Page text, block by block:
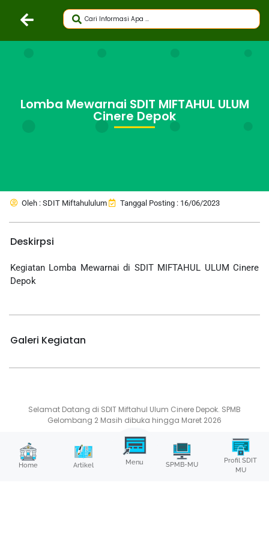
Lomba Mewarnai SDIT MIFTAHUL ULUM
Cinere Depok
Oleh : SDIT Miftahululum Tanggal Posting : 16/06/2023
Deskirpsi
Kegiatan Lomba Mewarnai di SDIT MIFTAHUL ULUM Cinere
Depok
Galeri Kegiatan
Selamat Datang di SDIT Miftahul Ulum Cinere Depok. SPMB
Gelombang 2 Masih dibuka hingga Maret 2026
Home Artikel Menu SPMB-MU
Profil SDIT
MU